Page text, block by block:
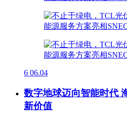
6 06.04
数字地球迈向智能时代
新价值